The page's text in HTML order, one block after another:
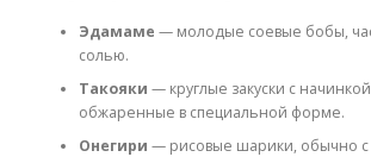
Эдамаме — молодые соевые бобы,
солью.
Такояки — круглые закуски с
обжаренные в специальной форме.
Онегири — рисовые шарики, обычно